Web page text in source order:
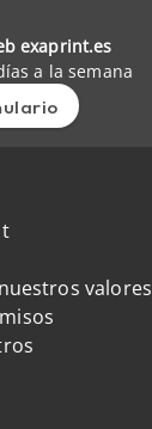
exaprint.es
a la semana
valores